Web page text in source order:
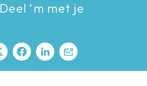
Deel ‘m met je